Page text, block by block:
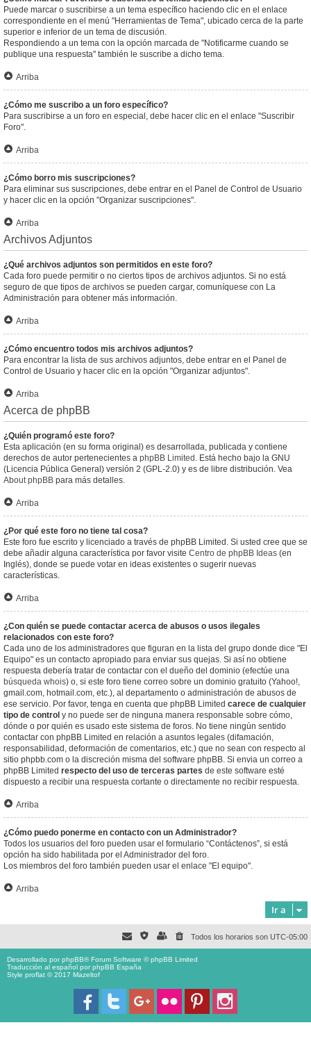
Puede marcar o suscribirse a un tema específico haciendo clic en el enlace
correspondiente en el menú "Herramientas de Tema", ubicado cerca de la parte
superior e inferior de un tema de discusión.
Respondiendo a un tema con la opción marcada de "Notificarme cuando se
publique una respuesta" también le suscribe a dicho tema.
Arriba
¿Cómo me suscribo a un foro específico?
Para suscribirse a un foro en especial, debe hacer clic en el enlace "Suscribir
Foro".
Arriba
¿Cómo borro mis suscripciones?
Para eliminar sus suscripciones, debe entrar en el Panel de Control de Usuario
y hacer clic en la opción "Organizar suscripciones".
Arriba
Archivos Adjuntos
¿Qué archivos adjuntos son permitidos en este foro?
Cada foro puede permitir o no ciertos tipos de archivos adjuntos. Si no está
seguro de que tipos de archivos se pueden cargar, comuníquese con La
Administración para obtener más información.
Arriba
¿Cómo encuentro todos mis archivos adjuntos?
Para encontrar la lista de sus archivos adjuntos, debe entrar en el Panel de
Control de Usuario y hacer clic en la opción "Organizar adjuntos".
Arriba
Acerca de phpBB
¿Quién programó este foro?
Esta aplicación (en su forma original) es desarrollada, publicada y contiene
derechos de autor pertenecientes a phpBB Limited . Está hecho bajo la GNU
(Licencia Pública General) versión 2 (GPL-2.0) y es de libre distribución. Vea
About phpBB para más detalles.
Arriba
¿Por qué este foro no tiene tal cosa?
Este foro fue escrito y licenciado a través de phpBB Limited. Si usted cree que se
debe añadir alguna característica por favor visite Centro de phpBB Ideas (en
Inglés), donde se puede votar en ideas existentes o sugerir nuevas
características.
Arriba
¿Con quién se puede contactar acerca de abusos o usos ilegales
relacionados con este foro?
Cada uno de los administradores que figuran en la lista del grupo donde dice "El
Equipo" es un contacto apropiado para enviar sus quejas. Si así no obtiene
respuesta debería tratar de contactar con el dueño del dominio (efectúe una
búsqueda whois) o, si este foro tiene correo sobre un dominio gratuito (Yahoo!,
gmail.com, hotmail.com, etc.), al departamento o administración de abusos de
ese servicio. Por favor, tenga en cuenta que phpBB Limited carece de cualquier
tipo de control y no puede ser de ninguna manera responsable sobre cómo,
dónde o por quién es usado este sistema de foros. No tiene ningún sentido
contactar con phpBB Limited en relación a asuntos legales (difamación,
responsabilidad, deformación de comentarios, etc.) que no sean con respecto al
sitio phpbb.com o la discreción misma del software phpBB. Si envia un correo a
phpBB Limited respecto del uso de terceras partes de este software esté
dispuesto a recibir una respuesta cortante o directamente no recibir respuesta.
Arriba
¿Cómo puedo ponerme en contacto con un Administrador?
Todos los usuarios del foro pueden usar el formulario “Contáctenos”, si está
opción ha sido habilitada por el Administrador del foro.
Los miembros del foro también pueden usar el enlace "El equipo".
Arriba
Ir a
Todos los horarios son UTC-05:00
Desarrollado porphpBB® Forum Software © phpBB Limited
Traducción al español porphpBB España
Style proflat © 2017 Mazeltof